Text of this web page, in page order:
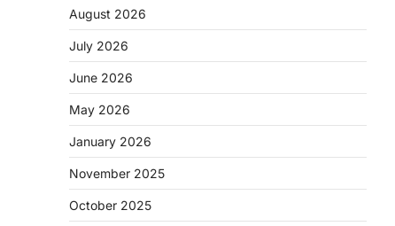
August 2026
July 2026
June 2026
May 2026
January 2026
November 2025
October 2025
CHHATTISGARH
निःशुल्क दी जाएगी एल्बेंडाजोल
CHHATTISGARH
CG : मुख्यमंत्री विष्णुदेव साय के नेतृत्व
में छत्तीसगढ़ को बड़ी उपलब्धि